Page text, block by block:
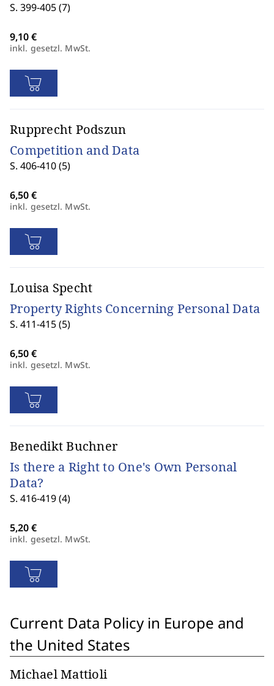
S. 399-405 (7)
inkl. gesetzl. MwSt.
Rupprecht Podszun
Competition and Data
S. 406-410 (5)
inkl. gesetzl. MwSt.
Louisa Specht
Property Rights Concerning Personal Data
S. 411-415 (5)
inkl. gesetzl. MwSt.
Benedikt Buchner
Is there a Right to One's Own Personal
Data?
S. 416-419 (4)
inkl. gesetzl. MwSt.
Current Data Policy in Europe and
the United States
Michael Mattioli